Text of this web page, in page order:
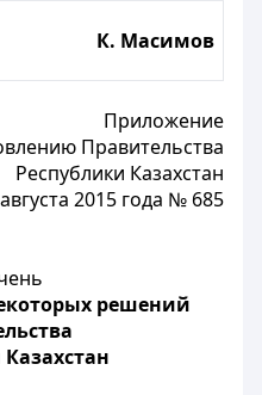
К. Масимов
Приложение
Правительства
Республики Казахстан
2015 года № 685
решений